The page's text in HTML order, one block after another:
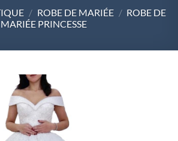
/ ROBE DE MARIÉE / ROBE DE
MARIÉE PRINCESSE